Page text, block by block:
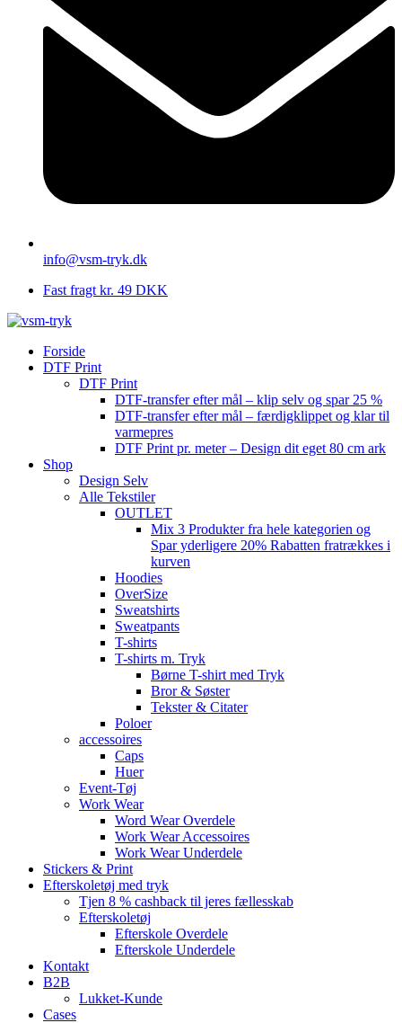
info@vsm-tryk.dk
Fast fragt kr. 49 DKK
Forside
DTF Print
DTF Print
DTF-transfer efter mål – klip selv og spar 25 %
DTF-transfer efter mål – færdigklippet og klar til
varmepres
DTF Print pr. meter – Design dit eget 80 cm ark
Shop
Design Selv
Alle Tekstiler
OUTLET
Mix 3 Produkter fra hele kategorien og
Spar yderligere 20% Rabatten fratrækkes i
kurven
Hoodies
OverSize
Sweatshirts
Sweatpants
T-shirts
T-shirts m. Tryk
Børne T-shirt med Tryk
Bror & Søster
Tekster & Citater
Poloer
accessoires
Caps
Huer
Event-Tøj
Work Wear
Word Wear Overdele
Work Wear Accessoires
Work Wear Underdele
Stickers & Print
Efterskoletøj med tryk
Tjen 8 % cashback til jeres fællesskab
Efterskoletøj
Efterskole Overdele
Efterskole Underdele
Kontakt
B2B
Lukket-Kunde
Cases